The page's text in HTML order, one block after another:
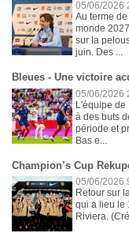
05/06/2026
Au terme
monde
sur la
juin. Des ...
Bleues - Une victoire
05/06/2026
L'équipe de
à des buts
période et
Bas e...
Champion’s Cup
05/06/2026
Retour sur
qui a lieu le
Riviera.